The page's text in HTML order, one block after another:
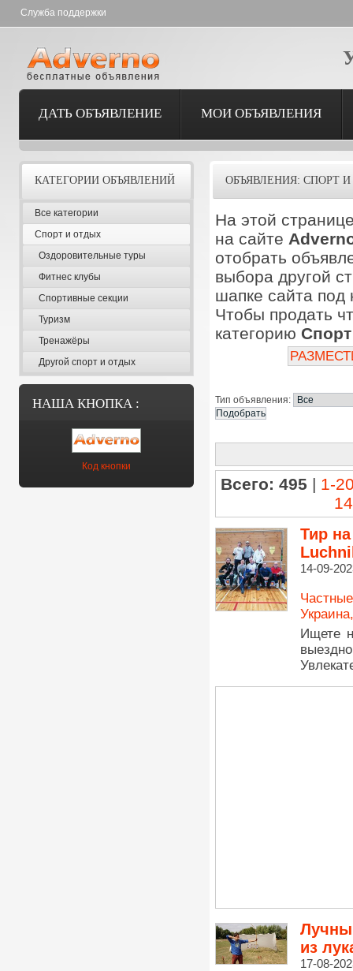
Служба поддержки
ДАТЬ ОБЪЯВЛЕНИЕ МОИ ОБЪЯВЛЕНИЯ
КАТЕГОРИИ ОБЪЯВЛЕНИЙ
Все категории
Спорт и отдых
Оздоровительные туры
Фитнес клубы
Спортивные секции
Туризм
Тренажёры
Другой спорт и отдых
НАША КНОПКА :
Код кнопки
ОБЪЯВЛЕНИЯ: СПОРТ
На этой
на сайте
отобрать
выбора другой
шапке сайта
Чтобы продать
категорию
Тип объявления:
Всего: 495 | 1-
Тир
14-09-
Ищете
из
17-08-